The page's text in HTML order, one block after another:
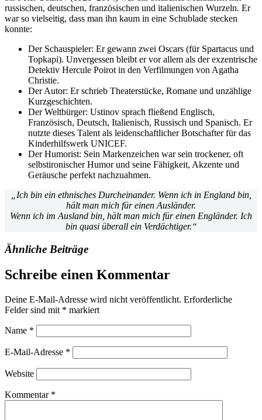
russischen, deutschen, französischen und italienischen Wurzeln. Er
war so vielseitig, dass man ihn kaum in eine Schublade stecken
konnte:
Der Schauspieler: Er gewann zwei Oscars (für Spartacus und
Topkapi). Unvergessen bleibt er vor allem als der exzentrische
Detektiv Hercule Poirot in den Verfilmungen von Agatha
Christie.
Der Autor: Er schrieb Theaterstücke, Romane und unzählige
Kurzgeschichten.
Der Weltbürger: Ustinov sprach fließend Englisch,
Französisch, Deutsch, Italienisch, Russisch und Spanisch. Er
nutzte dieses Talent als leidenschaftlicher Botschafter für das
Kinderhilfswerk UNICEF.
Der Humorist: Sein Markenzeichen war sein trockener, oft
selbstironischer Humor und seine Fähigkeit, Akzente und
Geräusche perfekt nachzuahmen.
„Ich bin ein ethnisches Durcheinander. Wenn ich in England bin,
hält man mich für einen Ausländer.
Wenn ich im Ausland bin, hält man mich für einen Engländer. Ich
bin quasi überall ein Verdächtiger.“
Ähnliche Beiträge
Schreibe einen Kommentar
Deine E-Mail-Adresse wird nicht veröffentlicht. Erforderliche
Felder sind mit * markiert
Name *
E-Mail-Adresse *
Website
Kommentar *